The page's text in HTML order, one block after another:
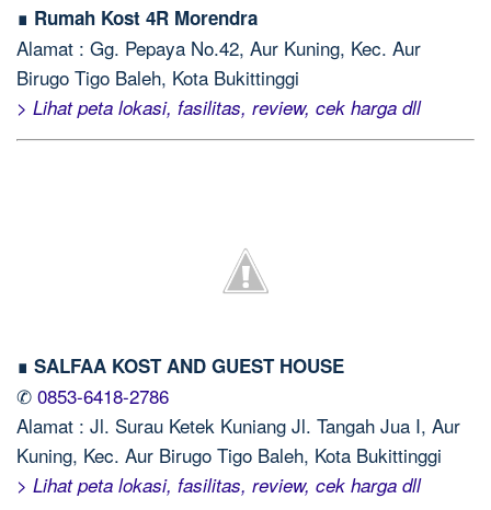
∎ Rumah Kost 4R Morendra
Alamat : Gg. Pepaya No.42, Aur Kuning, Kec. Aur
Birugo Tigo Baleh, Kota Bukittinggi
> Lihat peta lokasi, fasilitas, review, cek harga dll
∎ SALFAA KOST AND GUEST HOUSE
✆ 0853-6418-2786
Alamat : Jl. Surau Ketek Kuniang Jl. Tangah Jua I, Aur
Kuning, Kec. Aur Birugo Tigo Baleh, Kota Bukittinggi
> Lihat peta lokasi, fasilitas, review, cek harga dll